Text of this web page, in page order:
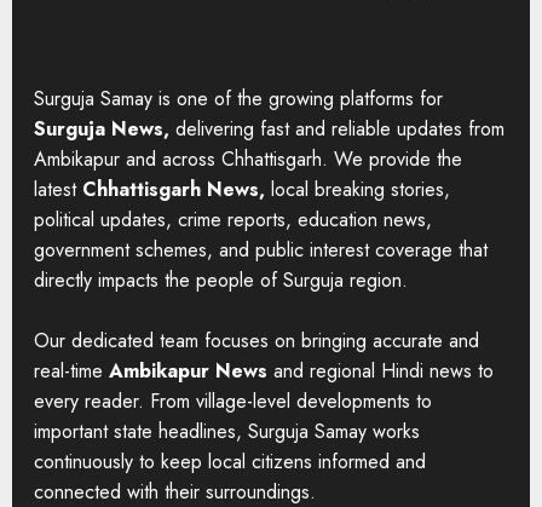
Surguja Samay is one of the growing platforms for
Surguja News, delivering fast and reliable updates from
Ambikapur and across Chhattisgarh. We provide the
latest Chhattisgarh News, local breaking stories,
political updates, crime reports, education news,
government schemes, and public interest coverage that
directly impacts the people of Surguja region.
Our dedicated team focuses on bringing accurate and
real-time Ambikapur News and regional Hindi news to
every reader. From village-level developments to
important state headlines, Surguja Samay works
continuously to keep local citizens informed and
connected with their surroundings.